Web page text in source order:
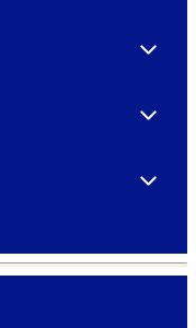
Expand
Expand
Expand